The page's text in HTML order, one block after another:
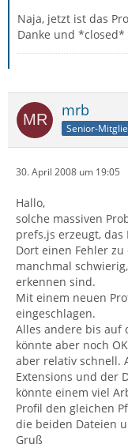
Naja, jetzt ist das
Danke und *closed*
mrb
Senior-
30. April 2008 um 19:05
Hallo,
solche massiven
prefs.js erzeugt, das
Dort einen Fehler
manchmal
erkennen sind.
Mit einem neuen
eingeschlagen.
Alles andere bis auf
könnte aber noch
aber relativ schnell.
Extensions und der
könnte einem viel
Profil den gleichen
die beiden Dateien
Gruß